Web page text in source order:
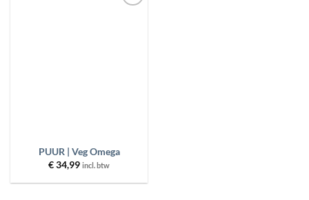
MERKEN
PRIJS
PUUR | Veg Omega
€34,99 incl. btw